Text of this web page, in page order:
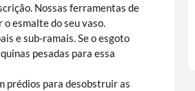
Nossas ferramentas de
esmalte do seu vaso.
e sub-ramais. Se o esgoto
pesadas para essa
prédios para desobstruir as